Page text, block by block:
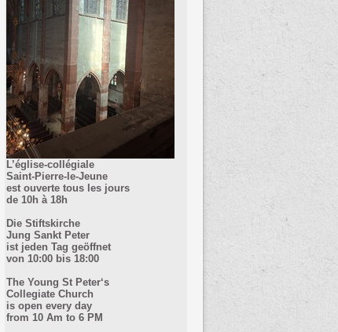
L’église-collégiale
Saint-Pierre-le-Jeune
est ouverte tous les jours
de 10h à 18h
Die Stiftskirche
Jung Sankt Peter
ist jeden Tag geöffnet
von 10:00 bis 18:00
The Young St Peter‘s
Collegiate Church
is open every day
from 10 Am to 6 PM